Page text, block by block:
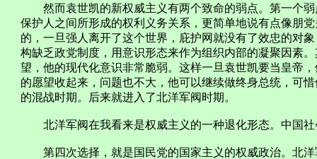
然而袁世凯的新权威主义有两个致命的弱点。第一个弱
保护人之间所形成的权利义务关系，更简单地说有点像朋
的，一旦强人离开了这个世界，庇护网就没有了效忠的对
构缺乏政党制度，用意识形态来作为组织内部的凝聚因素
望，他的现代化意识非常脆弱。这样一旦袁世凯要当皇帝
的愿望收起来，问题也不大，他可以继续做终身总统，可
的混战时期。后来就进入了北洋军阀时期。
北洋军阀在我看来是权威主义的一种退化形态。中国社
第四次选择，就是国民党的国家主义的权威政治。北洋